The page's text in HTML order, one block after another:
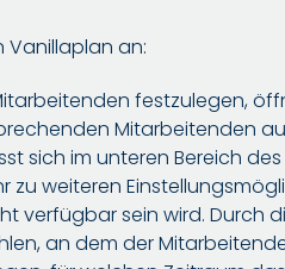
Vanillaplan an:
festzulegen,
Mitarbeitenden
sich im unteren Bereich
zu weiteren
verfügbar sein wird. Durch
an dem der